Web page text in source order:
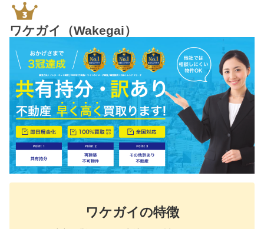
ワケガイ（Wakegai）
ワケガイの特徴